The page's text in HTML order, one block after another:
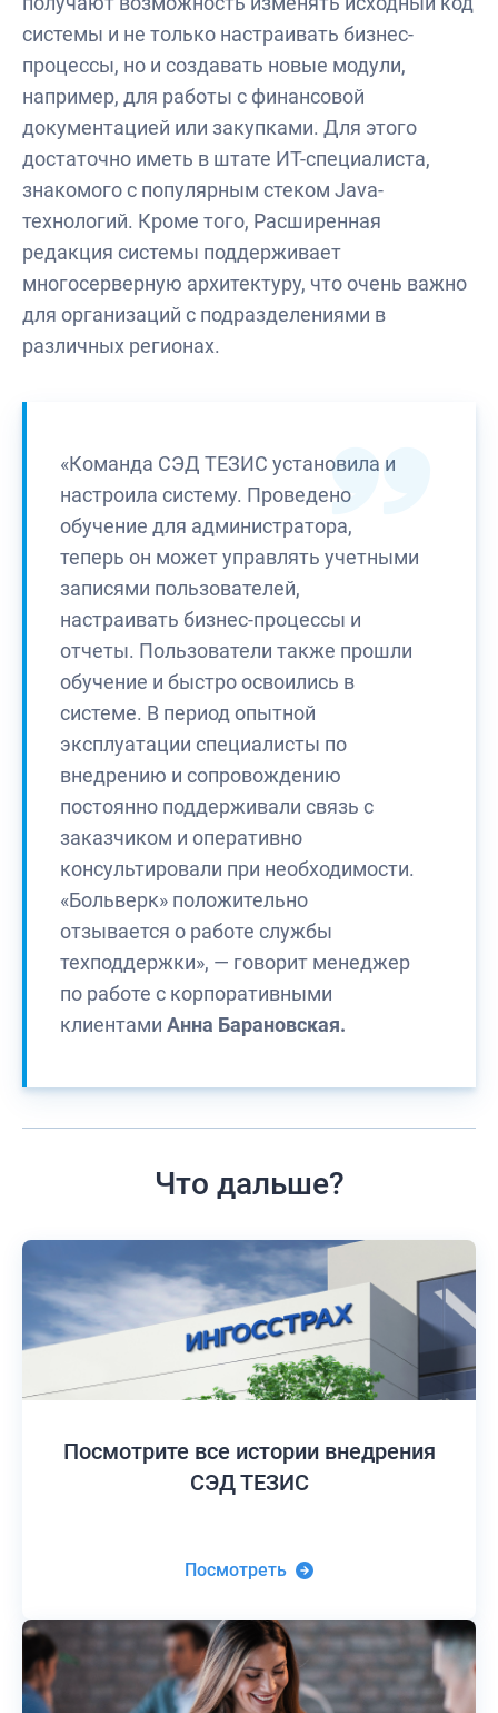
системы и не только настраивать бизнес-
процессы, но и создавать новые модули,
например, для работы с финансовой
документацией или закупками. Для этого
достаточно иметь в штате ИТ-специалиста,
знакомого с популярным стеком Java-
технологий. Кроме того, Расширенная
редакция системы поддерживает
многосерверную архитектуру, что очень важно
для организаций с подразделениями в
различных регионах.
«Команда СЭД ТЕЗИС установила и
настроила систему. Проведено
обучение для администратора,
теперь он может управлять учетными
записями пользователей,
настраивать бизнес-процессы и
отчеты. Пользователи также прошли
обучение и быстро освоились в
системе. В период опытной
эксплуатации специалисты по
внедрению и сопровождению
постоянно поддерживали связь с
заказчиком и оперативно
консультировали при необходимости.
«Больверк» положительно
отзывается о работе службы
техподдержки», — говорит менеджер
по работе с корпоративными
клиентами Анна Барановская.
Что дальше?
Посмотрите все историивнедрения
СЭД ТЕЗИС
Посмотреть